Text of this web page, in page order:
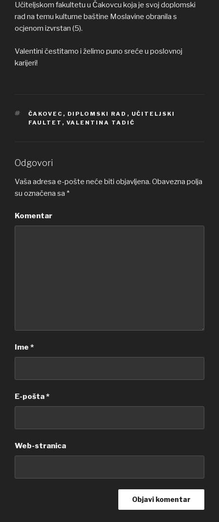
Učiteljskom fakultetu u Čakovcu koja je svoj doplomski
rad na temu kulturne baštine Moslavine obranila s
ocjenom izvrstan (5).
Valentini čestitamo i želimo puno sreće u poslovnoj
karijeri!
OZNAKE
ČAKOVEC , DIPLOMSKI RAD , UČITELJSKI
FAULTET , VALENTINA TADIĆ
Odgovori
Vaša adresa e-pošte neće biti objavljena. Obavezna polja
su označena sa *
Komentar
Ime *
E-pošta*
Web-stranica